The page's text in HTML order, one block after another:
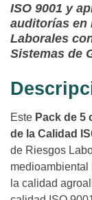
ISO 9001 y
auditorías en
Laborales
Sistemas de
Este Pack de 5
de la Calidad
de Riesgos
medioambiental
la calidad